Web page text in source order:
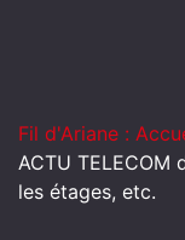
Fil d'Ariane :
ACTU
les étages, etc.